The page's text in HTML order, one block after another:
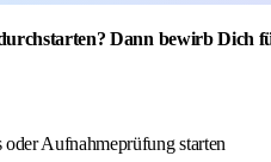
Dann bewirb Dich
Aufnahmeprüfung starten